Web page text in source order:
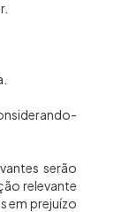
serão
relevante
em prejuízo